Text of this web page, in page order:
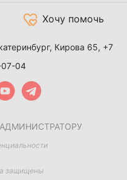
Хочу помочь
Кирова 65, +7
04
АДМИНИСТРАТОРУ
защищены